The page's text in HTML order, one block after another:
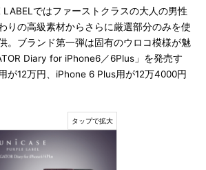
ではファーストクラスの大人の男性
りの高級素材からさらに厳選部分のみを使
。ブランド第一弾は固有のウロコ模様が魅
Diary for iPhone6／6Plus」を発売す
が12万円、iPhone 6 Plus用が12万4000円